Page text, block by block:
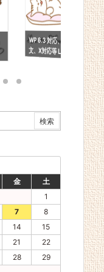
WP 6.3 対応、簡体中
文、X対応等 Luxeritas
3.24.0
金
土
1
7
8
14
15
21
22
28
29